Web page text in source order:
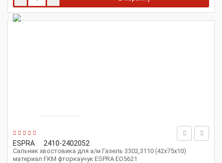
ESPRA 2410-2402052
Сальник хвостовика для а/м Газель 3302,3110 (42х75х10)
материал FKM фторкаучук ESPRA EO5621